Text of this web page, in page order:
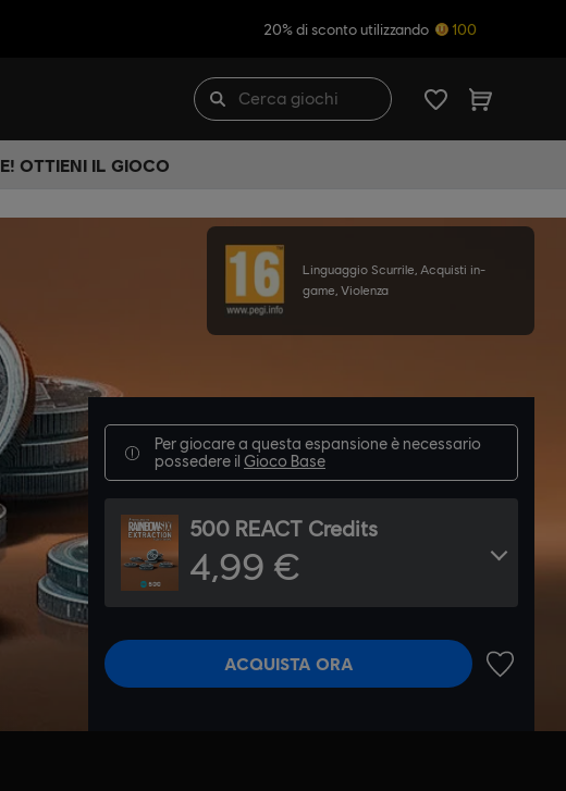
20% di sconto utilizzando 100
OTTIENI IL GIOCO
Linguaggio Scurrile, Acquisti in-
game, Violenza
Per giocare a questa espansione è necessario
possedere ilGioco Base
500 REACT Credits
4,99 €
ACQUISTA ORA